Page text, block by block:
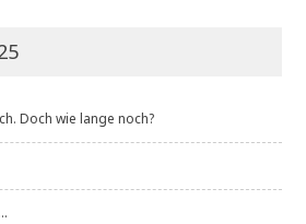
Doch wie lange noch?